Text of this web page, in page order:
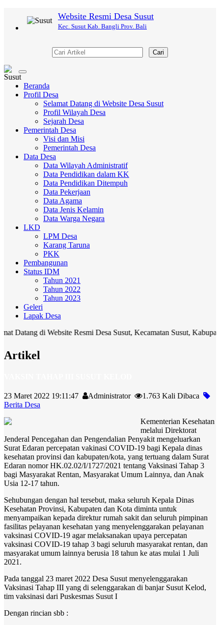
Website Resmi Desa Susut
Kec. Susut Kab. Bangli Prov. Bali
Cari
Toggle
navigation
Beranda
Profil Desa
Selamat Datang di Website Desa Susut
Profil Wilayah Desa
Sejarah Desa
Pemerintah Desa
Visi dan Misi
Pemerintah Desa
Data Desa
Data Wilayah Administratif
Data Pendidikan dalam KK
Data Pendidikan Ditempuh
Data Pekerjaan
Data Agama
Data Jenis Kelamin
Data Warga Negara
LKD
LPM Desa
Karang Taruna
PKK
Pembangunan
Status IDM
Tahun 2021
Tahun 2022
Tahun 2023
Geleri
Lapak Desa
di Website Resmi Desa Susut, Kecamatan Susut, Kabupaten
Artikel
23 Maret 2022 19:11:47 Administrator
1.763 Kali Dibaca
Berita Desa
Kementerian Kesehatan
melalui Direktorat
Jenderal Pencegahan dan Pengendalian Penyakit mengeluarkan
Surat Edaran percepatan vakinasi COVID-19 bagi Kepala dinas
kesehatan provinsi dan kabupaten/kota, yang tertuang dalam Surat
Edaran nomor HK.02.02/I/1727/2021 tentang Vaksinasi Tahap 3
bagi Masyarakat Rentan, Masyarakat Umum Lainnya, dan Anak
Usia 12-17 tahun.
Sehubungan dengan hal tersebut, maka seluruh Kepala Dinas
Kesehatan Provinsi, Kabupaten dan Kota diminta untuk
menyampaikan kepada direktur rumah sakit dan seluruh pimpinan
fasilitas pelayanan kesehatan yang menyelenggarakan pelayanan
vaksinasi COVID-19 agar melaksanakan upaya percepatan
vaksinasi COVID-19 tahap 3 bagi seluruh masyarakat rentan, dan
masyarakat umum lainnya berusia 18 tahun ke atas mulai 1 Juli
2021.
Pada tanggal 23 maret 2022 Desa Susut menyelenggarakan
Vaksinasi Tahap III yang di selenggarakan di banjar Susut Kelod,
tim vaksinasi dari Puskesmas Susut I
Dengan rincian sbb :